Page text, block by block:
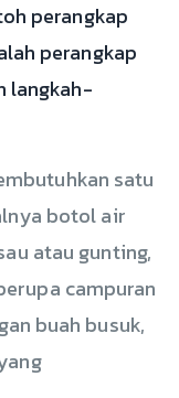
perangkap
perangkap
langkah-
satu
botol air
atau gunting,
campuran
buah busuk,